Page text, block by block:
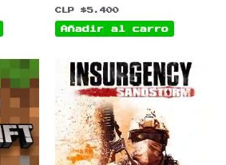
CLP $5.400
Añadir al carro